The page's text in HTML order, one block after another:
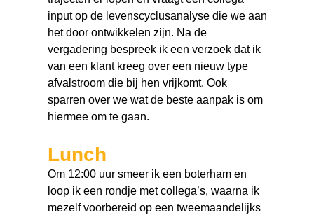
input op de levenscyclusanalyse die we aan
het door ontwikkelen zijn. Na de
vergadering bespreek ik een verzoek dat ik
van een klant kreeg over een nieuw type
afvalstroom die bij hen vrijkomt. Ook
sparren over we wat de beste aanpak is om
hiermee om te gaan.
Lunch
Om 12:00 uur smeer ik een boterham en
loop ik een rondje met collega’s, waarna ik
mezelf voorbereid op een tweemaandelijks